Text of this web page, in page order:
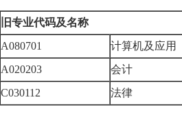
旧专业代码及名称
A080701
计算机及应用
A020203
会计
C030112 法律